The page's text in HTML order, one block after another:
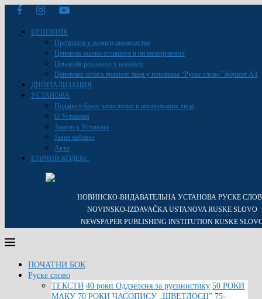
ЦЕНОВНЇК
Предплата у жеми и иножемстве
Ценовнїк малих оглашкох и ин мемориямох
Ценовнїк рекламох у новинох
Ценовник огласа правних лица у новинама “Руске слово” формат A4
ДИҐИТАЛИЗАЦИЯ
УСТАНОВА
Подаци о броју запослених и ангажованих лица
О Установи
Заняти у Установи
Јавне набавке
Акти
ЕТИЧНИ КОДЕКС
НОВИНСКО-ВИДАВАТЕЛЬНА УСТАНОВА РУСКЕ
NOVINSKO-IZDAVAČKA USTANOVA RUSKE SLOVO
NEWSPAPER PUBLISHING INSTITUTION RUSKE
ПОЧАТНИ БОК
Руске слово
ТЕКСТИ 40 роки Оддзелєня за русинистику 50 РОКИ
МАКУ 70 РОКИ ЧАСОПИСУ „ШВЕТЛОСЦ” 75-